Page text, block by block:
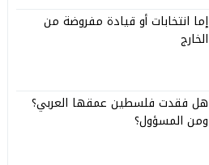
إما انتخابات أو قيادة مفروضة من
الخارج
هل فقدت فلسطين عمقها العربي؟
ومن المسؤول؟